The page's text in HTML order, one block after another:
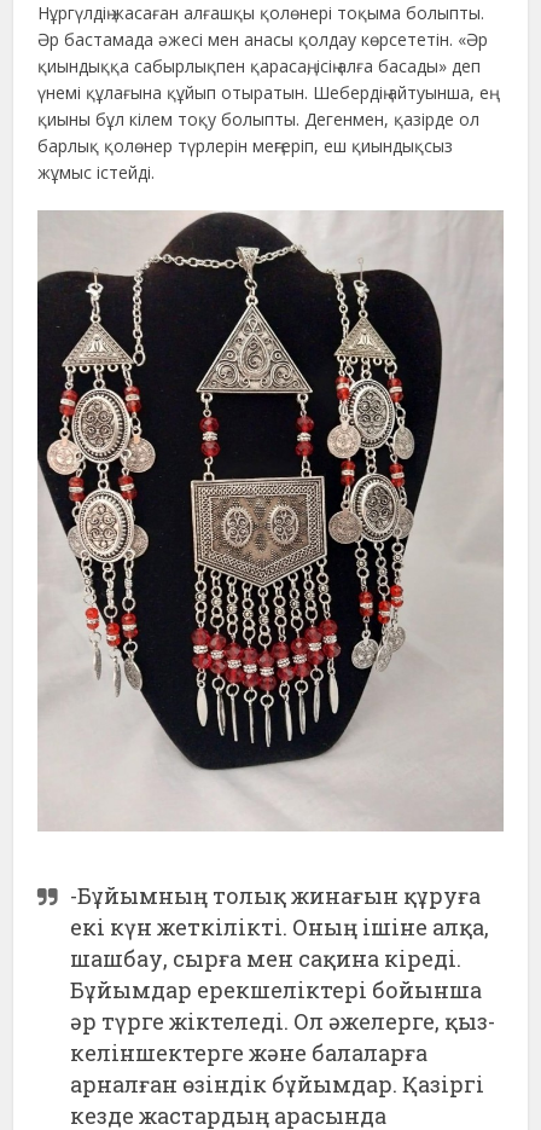
Нұргүлдің жасаған алғашқы қолөнері тоқыма болыпты.
Әр бастамада әжесі мен анасы қолдау көрсететін. «Әр
қиындыққа сабырлықпен қарасаң, ісің алға басады» деп
үнемі құлағына құйып отыратын. Шебердің айтуынша, ең
қиыны бұл кілем тоқу болыпты. Дегенмен, қазірде ол
барлық қолөнер түрлерін меңгеріп, еш қиындықсыз
жұмыс істейді.
-Бұйымның толық жинағын құруға
екі күн жеткілікті. Оның ішіне алқа,
шашбау, сырға мен сақина кіреді.
Бұйымдар ерекшеліктері бойынша
әр түрге жіктеледі. Ол әжелерге, қыз-
келіншектерге және балаларға
арналған өзіндік бұйымдар. Қазіргі
кезде жастардың арасында